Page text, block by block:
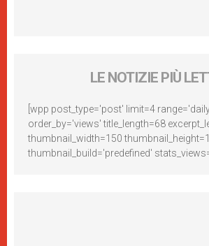
LE NOTIZIE PIÙ
[wpp post_type='post' limit=4
order_by='views' title_length=68
thumbnail_width=150
thumbnail_build='predefined'